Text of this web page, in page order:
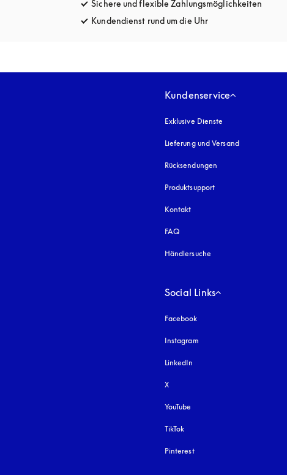
Sichere und flexible Zahlungsmöglichkeiten
Kundendienst rund um die Uhr
Kundenservice
Exklusive Dienste
Lieferung und Versand
Rücksendungen
Produktsupport
Kontakt
FAQ
Händlersuche
Social Links
Facebook
Instagram
LinkedIn
X
YouTube
TikTok
Pinterest